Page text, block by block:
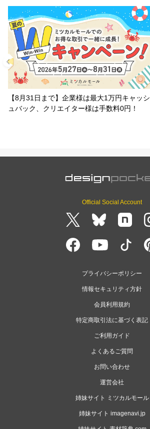
【8月31日まで】企業様は最大1万円キャッシ
ュバック、クリエイター様は手数料0円！
Official Social Account
プライバシーポリシー
情報セキュリティ方針
会員利用規約
特定商取引法に基づく表記
ご利用ガイド
よくあるご質問
お問い合わせ
運営会社
姉妹サイト ミツカルモール
姉妹サイト imagenavi.jp